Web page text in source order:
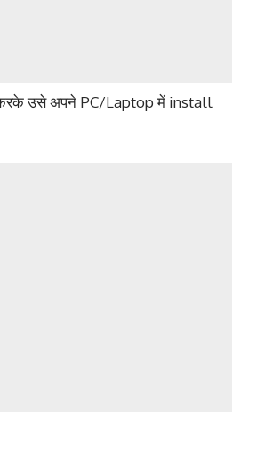
उसे अपने PC/Laptop में install